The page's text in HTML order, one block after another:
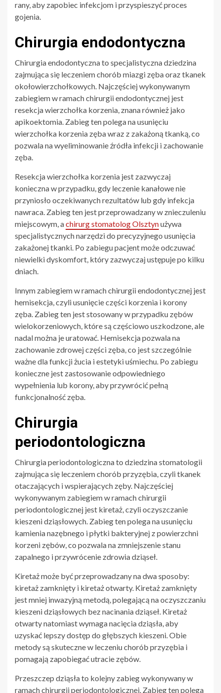
rany, aby zapobiec infekcjom i przyspieszyć proces
gojenia.
Chirurgia endodontyczna
Chirurgia endodontyczna to specjalistyczna dziedzina
zajmująca się leczeniem chorób miazgi zęba oraz tkanek
okołowierzchołkowych. Najczęściej wykonywanym
zabiegiem w ramach chirurgii endodontycznej jest
resekcja wierzchołka korzenia, znana również jako
apikoektomia. Zabieg ten polega na usunięciu
wierzchołka korzenia zęba wraz z zakażoną tkanką, co
pozwala na wyeliminowanie źródła infekcji i zachowanie
zęba.
Resekcja wierzchołka korzenia jest zazwyczaj
konieczna w przypadku, gdy leczenie kanałowe nie
przyniosło oczekiwanych rezultatów lub gdy infekcja
nawraca. Zabieg ten jest przeprowadzany w znieczuleniu
miejscowym, achirurg stomatolog Olsztynużywa
specjalistycznych narzędzi do precyzyjnego usunięcia
zakażonej tkanki. Po zabiegu pacjent może odczuwać
niewielki dyskomfort, który zazwyczaj ustępuje po kilku
dniach.
Innym zabiegiem w ramach chirurgii endodontycznej jest
hemisekcja, czyli usunięcie części korzenia i korony
zęba. Zabieg ten jest stosowany w przypadku zębów
wielokorzeniowych, które są częściowo uszkodzone, ale
nadal można je uratować. Hemisekcja pozwala na
zachowanie zdrowej części zęba, co jest szczególnie
ważne dla funkcji żucia i estetyki uśmiechu. Po zabiegu
konieczne jest zastosowanie odpowiedniego
wypełnienia lub korony, aby przywrócić pełną
funkcjonalność zęba.
Chirurgia
periodontologiczna
Chirurgia periodontologiczna to dziedzina stomatologii
zajmująca się leczeniem chorób przyzębia, czyli tkanek
otaczających i wspierających zęby. Najczęściej
wykonywanym zabiegiem w ramach chirurgii
periodontologicznej jest kiretaż, czyli oczyszczanie
kieszeni dziąsłowych. Zabieg ten polega na usunięciu
kamienia nazębnego i płytki bakteryjnej z powierzchni
korzeni zębów, co pozwala na zmniejszenie stanu
zapalnego i przywrócenie zdrowia dziąseł.
Kiretaż może być przeprowadzany na dwa sposoby:
kiretaż zamknięty i kiretaż otwarty. Kiretaż zamknięty
jest mniej inwazyjną metodą, polegającą na oczyszczaniu
kieszeni dziąsłowych bez nacinania dziąseł. Kiretaż
otwarty natomiast wymaga nacięcia dziąsła, aby
uzyskać lepszy dostęp do głębszych kieszeni. Obie
metody są skuteczne w leczeniu chorób przyzębia i
pomagają zapobiegać utracie zębów.
Przeszczep dziąsła to kolejny zabieg wykonywany w
ramach chirurgii periodontologicznej. Zabieg ten polega